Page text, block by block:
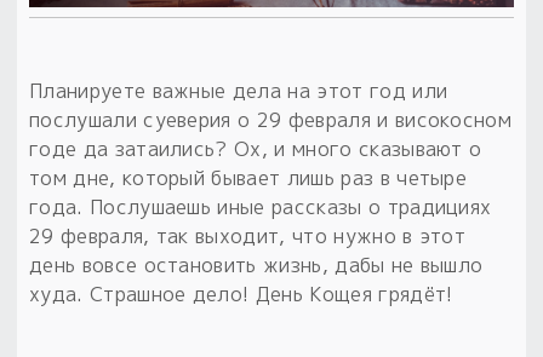
Расходные материалы
Готовые заговоры и обряды
Сундучок
Об авторе и издательстве
Электронные книги
Приложение для гадания
30 вариантов раскладов по системе Рез Рода:
Предметы
Для алтаря
Расходные материалы
С чего начать?
Новые книги
в лавке!
«Резы Рода. Нежиты» и «Резы
Планируете важные дела на этот год или
послушали суеверия о 29 февраля и високосном
годе да затаились? Ох, и много сказывают о
том дне, который бывает лишь раз в четыре
года. Послушаешь иные рассказы о традициях
29 февраля, так выходит, что нужно в этот
день вовсе остановить жизнь, дабы не вышло
худа. Страшное дело! День Кощея грядёт!